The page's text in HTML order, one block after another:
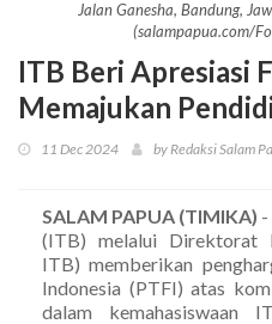
Jalan Ganesha, Bandung,
(salampapua.com/
ITB Beri Apresiasi
Memajukan
11 Dec 2024 by Redaksi Salam
SALAM PAPUA (TIMIKA)
(ITB) melalui Direktorat
ITB) memberikan
Indonesia (PTFI) atas
dalam kemahasiswaan